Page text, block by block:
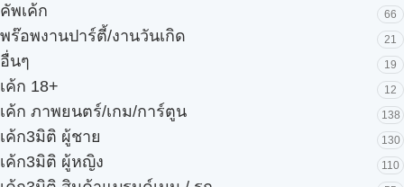
คัพเค้ก 66
พร๊อพงานปาร์ตี้/งานวันเกิด 21
อื่นๆ 19
เค้ก 18+ 12
เค้ก ภาพยนตร์/เกม/การ์ตูน 138
เค้ก3มิติ ผู้ชาย 130
เค้ก3มิติ ผู้หญิง 110